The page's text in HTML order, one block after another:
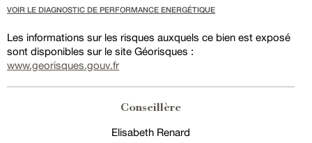
VOIR LE DIAGNOSTIC DE PERFORMANCE ENERGÉTIQUE
Les informations sur les risques auxquels ce bien est exposé
sont disponibles sur le site Géorisques :
www.georisques.gouv.fr
Conseillère
Elisabeth Renard